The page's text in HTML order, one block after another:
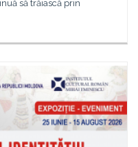
să trăiască prin